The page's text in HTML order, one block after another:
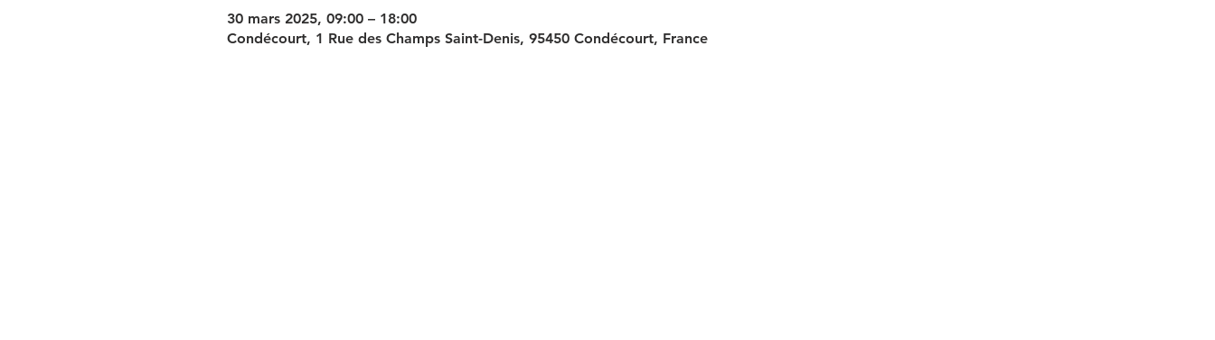
30 mars 2025, 09:00 – 18:00
Condécourt, 1 Rue des Champs Saint-Denis, 95450 Condécourt, France